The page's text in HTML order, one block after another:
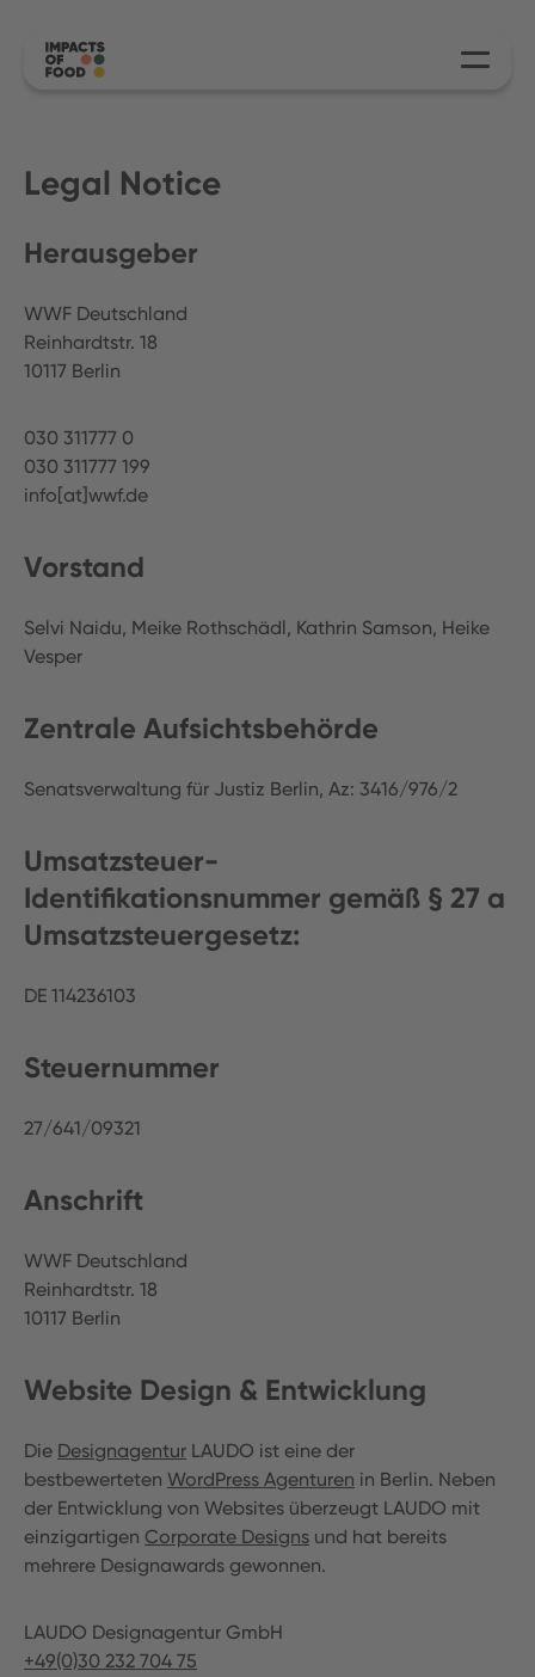
Legal Notice
Herausgeber
WWF Deutschland
Reinhardtstr. 18
10117 Berlin
030 311777 0
030 311777 199
info[at]wwf.de
Vorstand
Selvi Naidu, Meike Rothschädl, Kathrin Samson, Heike
Vesper
Zentrale Aufsichtsbehörde
Senatsverwaltung für Justiz Berlin, Az: 3416/976/2
Umsatzsteuer-
Identifikationsnummer gemäß § 27 a
Umsatzsteuergesetz:
DE 114236103
Steuernummer
27/641/09321
Anschrift
WWF Deutschland
Reinhardtstr. 18
10117 Berlin
Website Design & Entwicklung
Die Designagentur LAUDO ist eine der
bestbewerteten WordPress Agenturen in Berlin. Neben
der Entwicklung von Websites überzeugt LAUDO mit
einzigartigen Corporate Designs und hat bereits
mehrere Designawards gewonnen.
LAUDO Designagentur GmbH
+49(0)30 232 704 75